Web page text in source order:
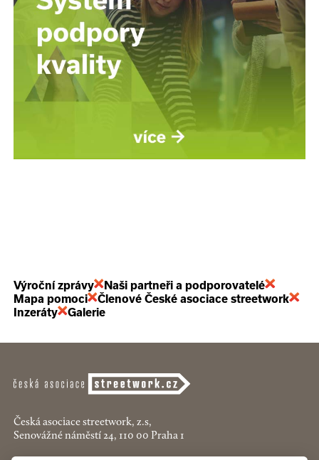
Výroční zprávy
Naši partneři a podporovatelé
Mapa pomoci
Členové České asociace streetwork
Inzeráty
Galerie
Česká asociace streetwork, z.s,
Senovážné náměstí 24, 110 00 Praha 1